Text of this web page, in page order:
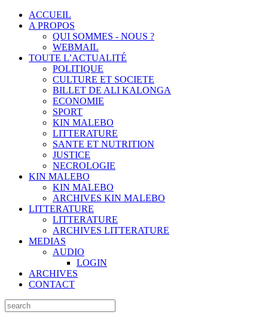
ACCUEIL
A PROPOS
QUI SOMMES - NOUS ?
WEBMAIL
TOUTE L’ACTUALITÉ
POLITIQUE
CULTURE ET SOCIETE
BILLET DE ALI KALONGA
ECONOMIE
SPORT
KIN MALEBO
LITTERATURE
SANTE ET NUTRITION
JUSTICE
NECROLOGIE
KIN MALEBO
KIN MALEBO
ARCHIVES KIN MALEBO
LITTERATURE
LITTERATURE
ARCHIVES LITTERATURE
MEDIAS
AUDIO
LOGIN
ARCHIVES
CONTACT